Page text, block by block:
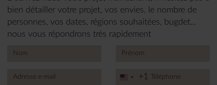
bien détailler votre projet, vos envies, le nombre de
personnes, vos dates, régions souhaitées, bugdet...
nous vous répondrons très rapidement
United
+1